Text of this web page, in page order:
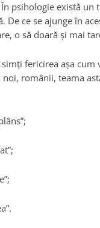
psihologie există
De ce se ajunge în
o să doară şi mai
fericirea aşa
românii, teama